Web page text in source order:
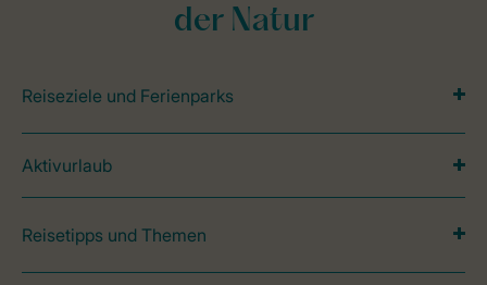
der Natur
Reiseziele und Ferienparks
Aktivurlaub
Reisetipps und Themen